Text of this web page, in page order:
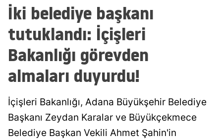
İki belediye başkanı
tutuklandı: İçişleri
Bakanlığı görevden
almaları duyurdu!
İçişleri Bakanlığı, Adana Büyükşehir Belediye
Başkanı Zeydan Karalar ve Büyükçekmece
Belediye Başkan Vekili Ahmet Şahin'in